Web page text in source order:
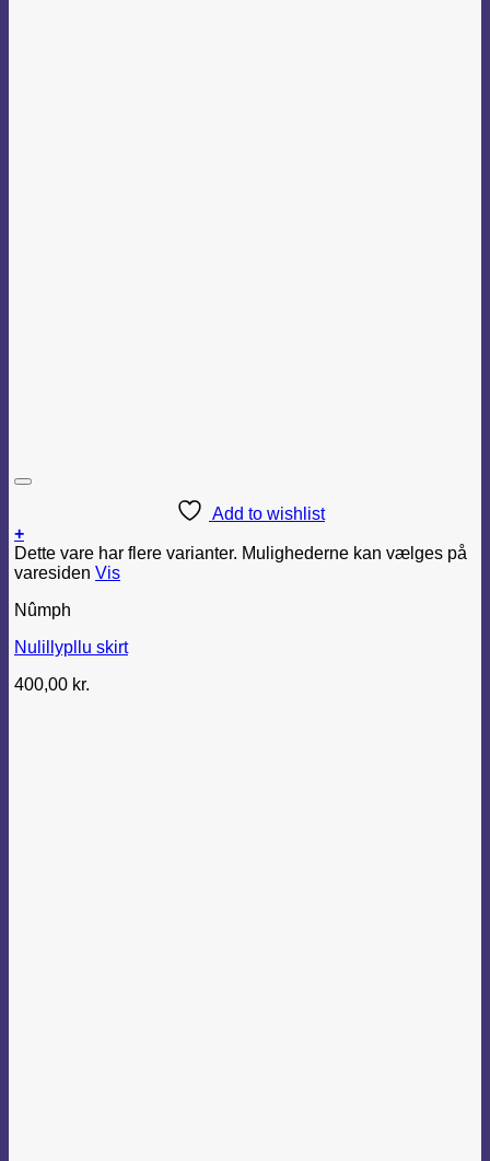
Add to wishlist
+
Dette vare har flere varianter. Mulighederne kan vælges på
varesiden Vis
Nûmph
Nulillypllu skirt
400,00 kr.